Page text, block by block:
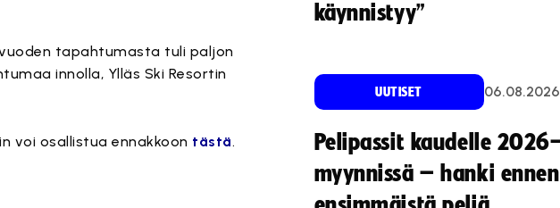
tapahtumasta tuli paljon
innolla, Ylläs Ski Resortin
voi osallistua ennakkoon tästä.
käynnistyy”
UUTISET 06.08.2026
Pelipassit kaudelle
myynnissä – hanki ennen